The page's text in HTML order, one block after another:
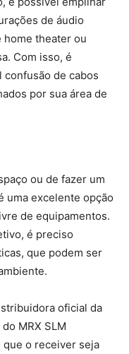
de áudio
home theater ou
Com isso, é
de cabos
por sua área de
ou de fazer um
uma excelente opção
de equipamentos.
é preciso
que podem ser
oficial da
MRX SLM
o receiver seja